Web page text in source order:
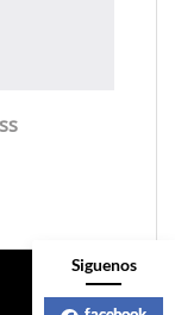
Siguenos